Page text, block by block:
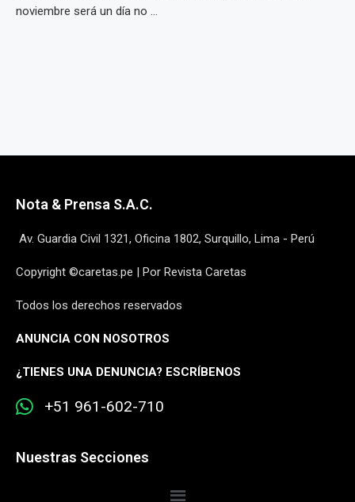
noviembre será un día no ...
Nota & Prensa S.A.C.
Av. Guardia Civil 1321, Oficina 1802, Surquillo, Lima - Perú
Copyright ©caretas.pe | Por Revista Caretas
Todos los derechos reservados
ANUNCIA CON NOSOTROS
¿TIENES UNA DENUNCIA? ESCRÍBENOS
+51 961-602-710
Nuestras Secciones